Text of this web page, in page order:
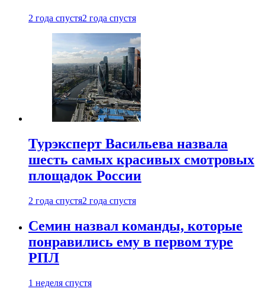
2 года спустя2 года спустя
Турэксперт Васильева назвала
шесть самых красивых смотровых
площадок России
2 года спустя2 года спустя
Семин назвал команды, которые
понравились ему в первом туре
РПЛ
1 неделя спустя